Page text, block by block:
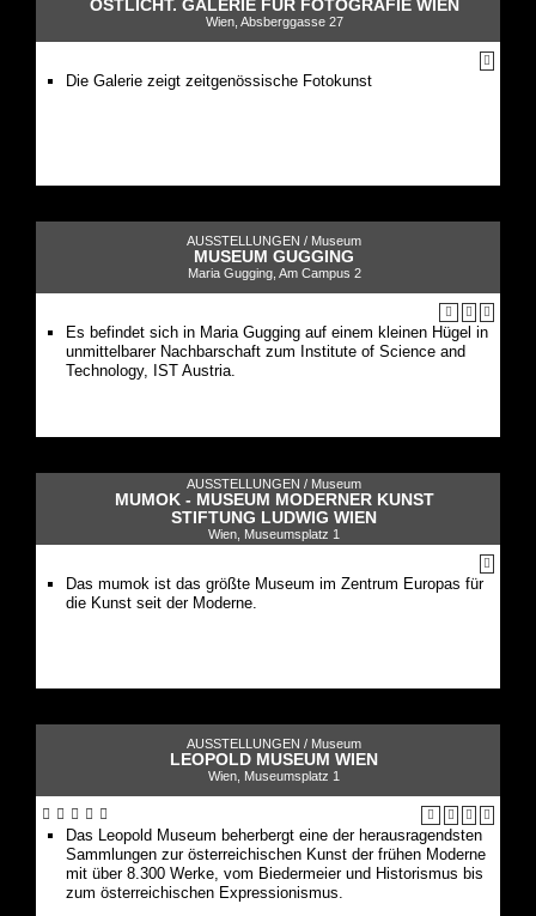
OSTLICHT. GALERIE FÜR FOTOGRAFIE WIEN
Wien, Absberggasse 27
Die Galerie zeigt zeitgenössische Fotokunst
AUSSTELLUNGEN / Museum
MUSEUM GUGGING
Maria Gugging, Am Campus 2
Es befindet sich in Maria Gugging auf einem kleinen Hügel in
unmittelbarer Nachbarschaft zum Institute of Science and
Technology, IST Austria.
AUSSTELLUNGEN / Museum
MUMOK - MUSEUM MODERNER KUNST
STIFTUNG LUDWIG WIEN
Wien, Museumsplatz 1
Das mumok ist das größte Museum im Zentrum Europas für
die Kunst seit der Moderne.
AUSSTELLUNGEN / Museum
LEOPOLD MUSEUM WIEN
Wien, Museumsplatz 1
Das Leopold Museum beherbergt eine der herausragendsten
Sammlungen zur österreichischen Kunst der frühen Moderne
mit über 8.300 Werke, vom Biedermeier und Historismus bis
zum österreichischen Expressionismus.